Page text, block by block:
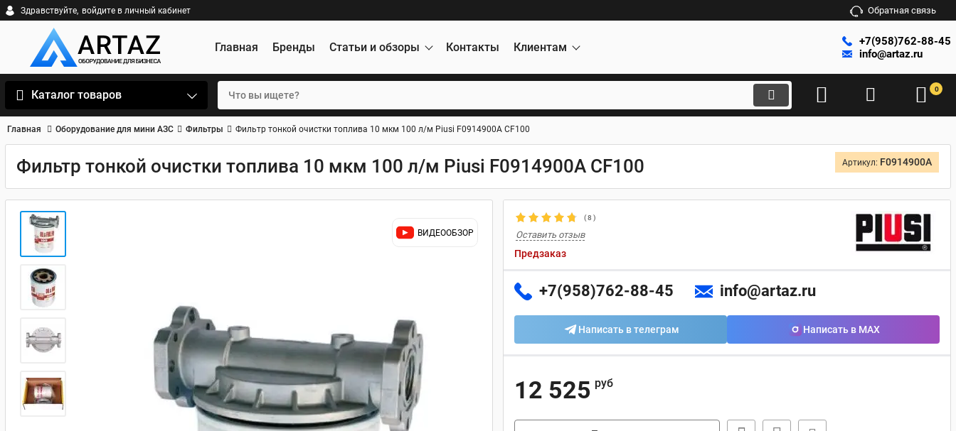
Здравствуйте, войдите в личный кабинет Обратная связь
Главная Бренды Статьи и обзоры Контакты Клиентам
+7(958)762-88-45
info@artaz.ru
Каталог товаров 0
Главная Оборудование для мини АЗС Фильтры Фильтр тонкой очистки топлива 10 мкм 100 л/м Piusi F0914900A CF100
Фильтр тонкой очистки топлива 10 мкм 100 л/м Piusi F0914900A CF100 Артикул: F0914900A
ВИДЕООБЗОР
(8 )
Оставить отзыв
Предзаказ
+7(958)762-88-45 info@artaz.ru
Написать в телеграм Написать в MAX
12 525 руб